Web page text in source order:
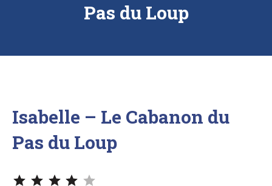
Pas du Loup
Isabelle – Le Cabanon du
Pas du Loup